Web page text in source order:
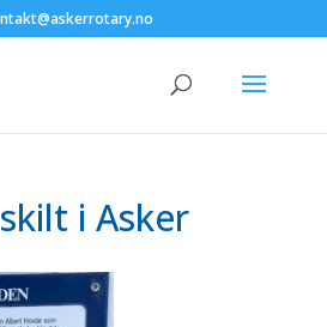
i Asker